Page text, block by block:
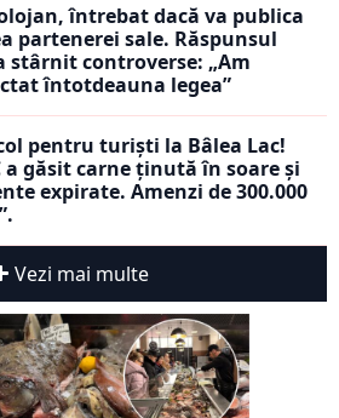
întrebat dacă va publica
partenerei sale. Răspunsul
stârnit controverse: „Am
întotdeauna legea”
pentru turiști la Bâlea Lac!
a găsit carne ținută în soare și
expirate. Amenzi de 300.000
Vezi mai multe